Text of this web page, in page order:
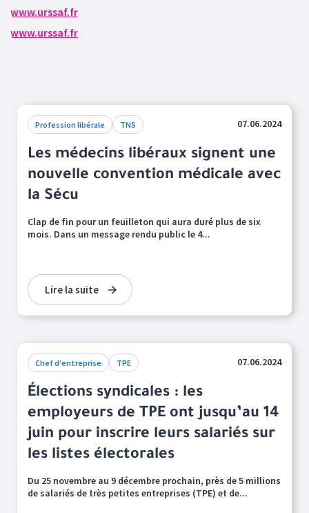
www.urssaf.fr
www.urssaf.fr
Profession libérale TNS 07.06.2024
Les médecins libéraux signent une
nouvelle convention médicale avec
la Sécu
Clap de fin pour un feuilleton qui aura duré plus de six
mois. Dans un message rendu public le 4...
Lire la suite
Chef d'entreprise TPE 07.06.2024
Élections syndicales : les
employeurs de TPE ont jusqu’au 14
juin pour inscrire leurs salariés sur
les listes électorales
Du 25 novembre au 9 décembre prochain, près de 5 millions
de salariés de très petites entreprises (TPE) et de...